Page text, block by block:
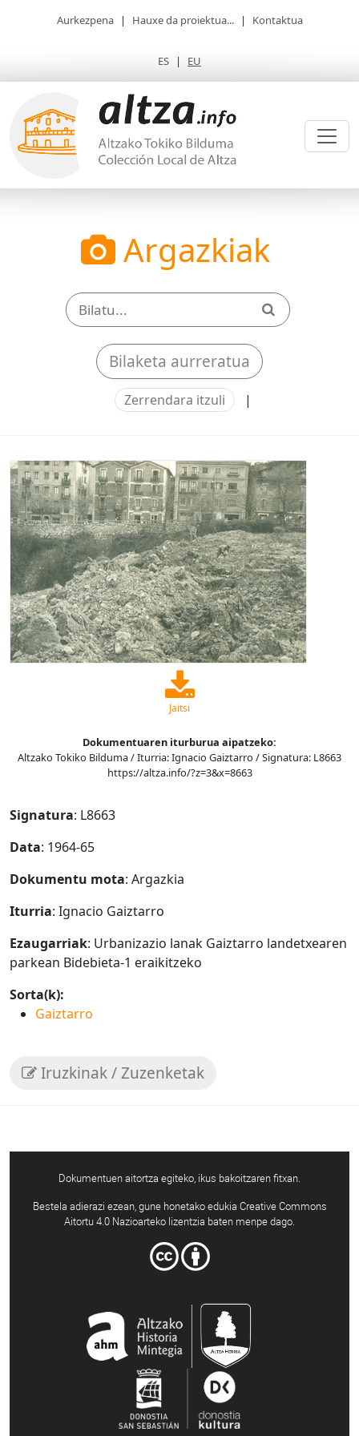
Aurkezpena | Hauxe da proiektua... | Kontaktua
ES | EU
Argazkiak
Bilaketa aurreratua
Zerrendara itzuli |
Jaitsi
Dokumentuaren iturburua aipatzeko:
Altzako Tokiko Bilduma / Iturria: Ignacio Gaiztarro / Signatura: L8663
https://altza.info/?z=3&x=8663
Signatura: L8663
Data: 1964-65
Dokumentu mota: Argazkia
Iturria: Ignacio Gaiztarro
Ezaugarriak: Urbanizazio lanak Gaiztarro landetxearen
parkean Bidebieta-1 eraikitzeko
Sorta(k):
Gaiztarro
Iruzkinak / Zuzenketak
Dokumentuen aitortza egiteko, ikus bakoitzaren fitxan.
Bestela adierazi ezean, gune honetako edukia Creative Commons
Aitortu 4.0 Nazioarteko lizentzia baten menpe dago.